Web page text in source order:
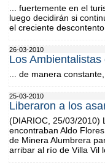
... fuertemente en el
luego decidirán si
el creciente
26-03-2010
Los
... de manera
25-03-2010
Liberaron a los
(DIARIOC, 25/03/2010)
encontraban Aldo
de Minera Alumbrera
arribar al río de Villa Vil